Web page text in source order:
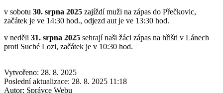
v sobotu 30. srpna 2025 zajíždí muži na zápas do Přečkovic,
začátek je ve 14:30 hod., odjezd aut je ve 13:30 hod.
v neděli 31. srpna 2025 sehrají naši žáci zápas na hřišti v Lánech
proti Suché Lozi, začátek je v 10:30 hod.
Vytvořeno: 28. 8. 2025
Poslední aktualizace: 28. 8. 2025 11:18
Autor: Správce Webu